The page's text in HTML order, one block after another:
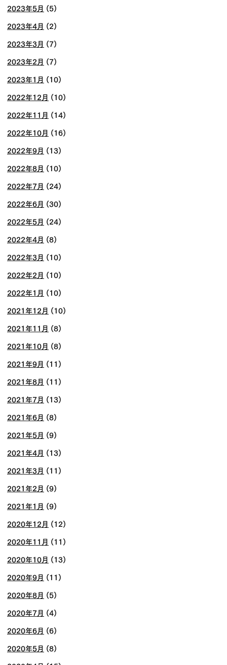
2023年5月 (5)
2023年4月 (2)
2023年3月 (7)
2023年2月 (7)
2023年1月 (10)
2022年12月 (10)
2022年11月 (14)
2022年10月 (16)
2022年9月 (13)
2022年8月 (10)
2022年7月 (24)
2022年6月 (30)
2022年5月 (24)
2022年4月 (8)
2022年3月 (10)
2022年2月 (10)
2022年1月 (10)
2021年12月 (10)
2021年11月 (8)
2021年10月 (8)
2021年9月 (11)
2021年8月 (11)
2021年7月 (13)
2021年6月 (8)
2021年5月 (9)
2021年4月 (13)
2021年3月 (11)
2021年2月 (9)
2021年1月 (9)
2020年12月 (12)
2020年11月 (11)
2020年10月 (13)
2020年9月 (11)
2020年8月 (5)
2020年7月 (4)
2020年6月 (6)
2020年5月 (8)